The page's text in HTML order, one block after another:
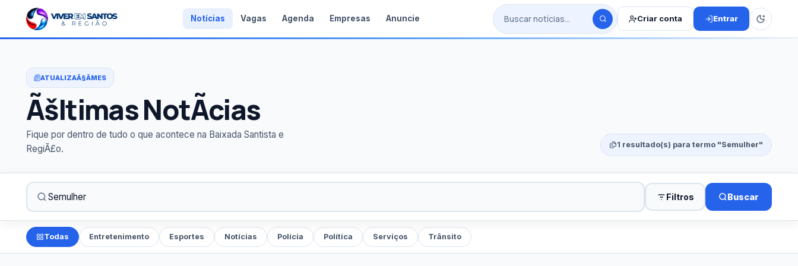
Notícias Vagas Agenda Empresas Anuncie Criar conta Entrar
ATUALIZAÃ§ÃΜES
Ãšltimas NotÃ­cias
Fique por dentro de tudo o que acontece na Baixada Santista e
RegiÃ£o.
1 resultado(s) para termo "Semulher"
Filtros Buscar
Todas Entretenimento Esportes Notícias Polícia Política Serviços Trânsito